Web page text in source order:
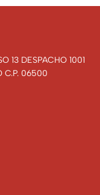
13 DESPACHO 1001
C.P. 06500